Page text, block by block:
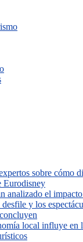
sobre cómo
Eurodisney
analizado el
y los
local influye en